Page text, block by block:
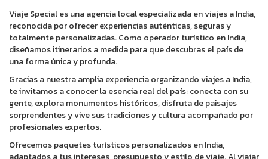
Viaje Special es una agencia local especializada en viajes a India,
reconocida por ofrecer experiencias auténticas, seguras y
totalmente personalizadas. Como operador turístico en India,
diseñamos itinerarios a medida para que descubras el país de
una forma única y profunda.
Gracias a nuestra amplia experiencia organizando viajes a India,
te invitamos a conocer la esencia real del país: conecta con su
gente, explora monumentos históricos, disfruta de paisajes
sorprendentes y vive sus tradiciones y cultura acompañado por
profesionales expertos.
Ofrecemos paquetes turísticos personalizados en India,